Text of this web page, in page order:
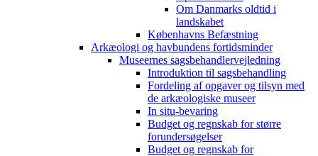
Om Danmarks oldtid i
landskabet
Københavns Befæstning
Arkæologi og havbundens fortidsminder
Museernes sagsbehandlervejledning
Introduktion til sagsbehandling
Fordeling af opgaver og tilsyn med
de arkæologiske museer
In situ-bevaring
Budget og regnskab for større
forundersøgelser
Budget og regnskab for